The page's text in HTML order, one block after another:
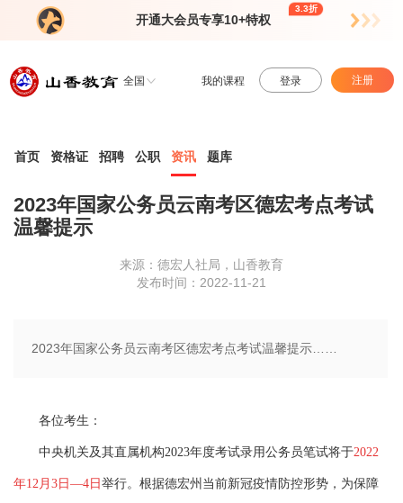
开通大会员专享10+特权
3.3折
全国 我的课程 登录 注册
首页 资格证 招聘 公职 资讯 题库
2023年国家公务员云南考区德宏考点考试
温馨提示
来源：德宏人社局，山香教育
发布时间：2022-11-21
2023年国家公务员云南考区德宏考点考试温馨提示……
各位考生：
中央机关及其直属机构2023年度考试录用公务员笔试将于2022
年12月3日—4日 举行。根据德宏州当前新冠疫情防控形势，为保障